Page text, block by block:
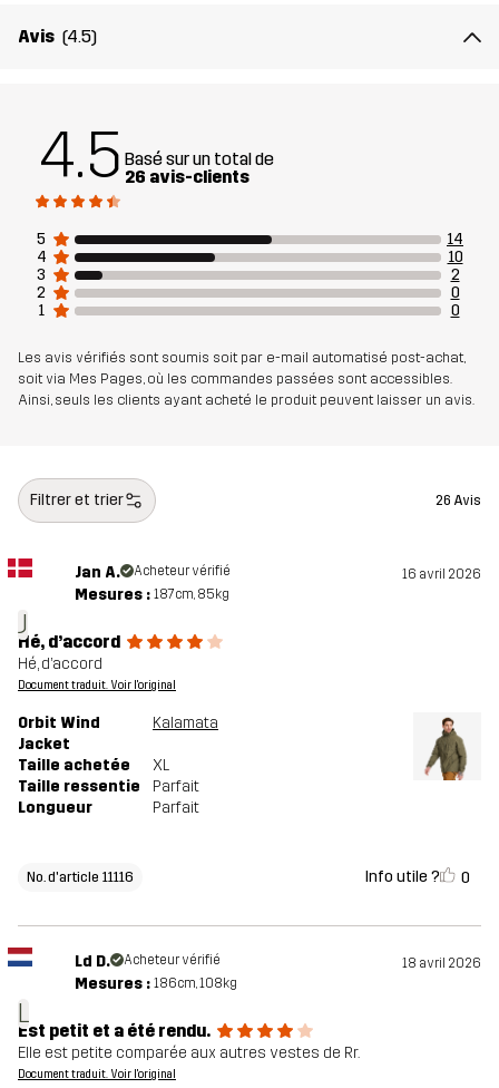
Poids
Numéro
d'article
11116_2001
Avis (4.5)
4.5 Basé sur un total de
26 avis-clients
5
14
4
10
3
2
2
0
1
0
Les avis vérifiés sont soumis soit par e-mail automatisé post-achat,
soit via Mes Pages, où les commandes passées sont accessibles.
Ainsi, seuls les clients ayant acheté le produit peuvent laisser un avis.
Filtrer et trier 26 Avis
J
Jan A. Acheteur vérifié 16 avril 2026
Mesures : 187cm, 85kg
Hé, d’accord
Hé, d’accord
Document traduit. Voir l'original
Orbit Wind
Jacket
Kalamata
Taille achetée
XL
Taille ressentie
Parfait
Longueur
Parfait
No. d'article 11116 Info utile ? 0
L
Ld D. Acheteur vérifié 18 avril 2026
Mesures : 186cm, 108kg
Est petit et a été rendu.
Elle est petite comparée aux autres vestes de Rr.
Document traduit. Voir l'original